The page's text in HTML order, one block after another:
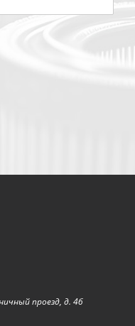
проезд, д. 4б